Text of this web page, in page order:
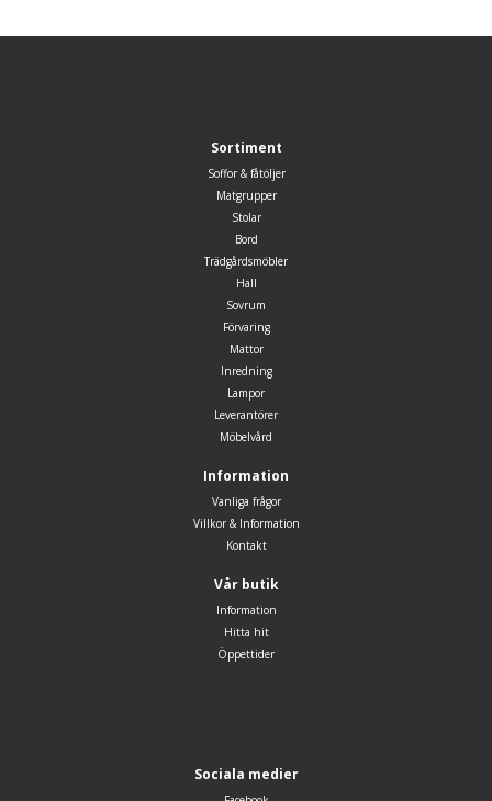
Sortiment
Soffor & fåtöljer
Matgrupper
Stolar
Bord
Trädgårdsmöbler
Hall
Sovrum
Förvaring
Mattor
Inredning
Lampor
Leverantörer
Möbelvård
Information
Vanliga frågor
Villkor & Information
Kontakt
Vår butik
Information
Hitta hit
Öppettider
Sociala medier